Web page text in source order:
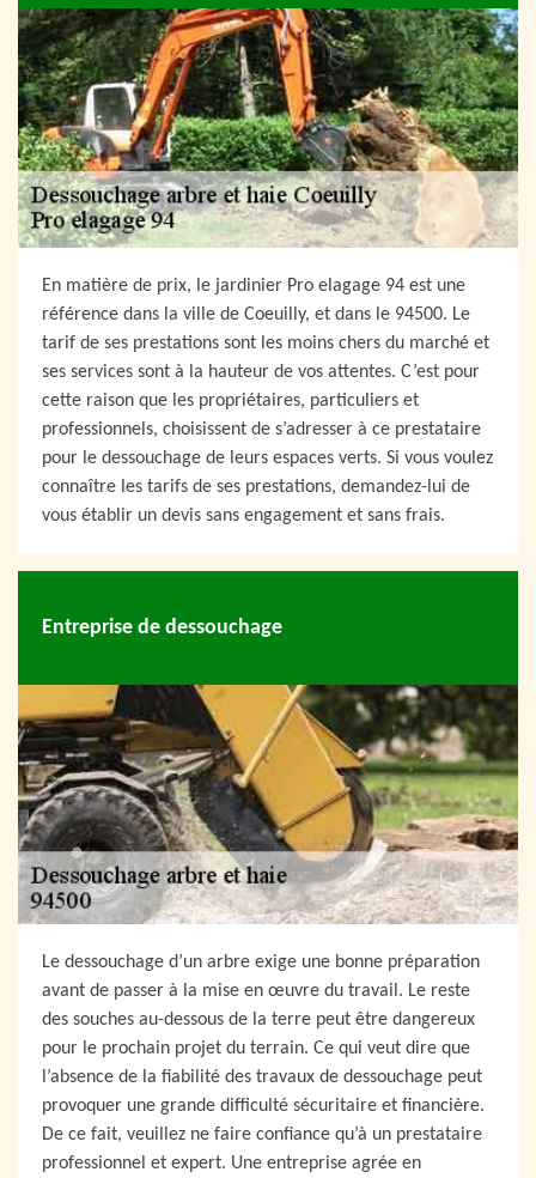
En matière de prix, le jardinier Pro elagage 94 est une
référence dans la ville de Coeuilly, et dans le 94500. Le
tarif de ses prestations sont les moins chers du marché et
ses services sont à la hauteur de vos attentes. C’est pour
cette raison que les propriétaires, particuliers et
professionnels, choisissent de s’adresser à ce prestataire
pour le dessouchage de leurs espaces verts. Si vous voulez
connaître les tarifs de ses prestations, demandez-lui de
vous établir un devis sans engagement et sans frais.
Entreprise de dessouchage
Le dessouchage d’un arbre exige une bonne préparation
avant de passer à la mise en œuvre du travail. Le reste
des souches au-dessous de la terre peut être dangereux
pour le prochain projet du terrain. Ce qui veut dire que
l’absence de la fiabilité des travaux de dessouchage peut
provoquer une grande difficulté sécuritaire et financière.
De ce fait, veuillez ne faire confiance qu’à un prestataire
professionnel et expert. Une entreprise agrée en